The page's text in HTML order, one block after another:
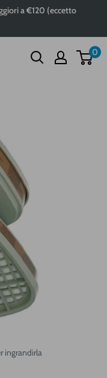
a €120 (eccetto
0
ingrandirla